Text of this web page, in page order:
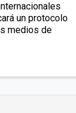
un protocolo
medios de